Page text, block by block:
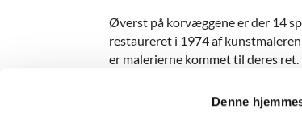
Denne
Øverst på korvæggene er der 14
restaureret i 1974 af
er malerierne kommet til deres ret.